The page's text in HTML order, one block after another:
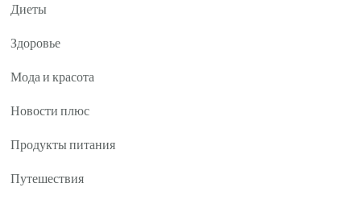
Диеты
Здоровье
Мода и красота
Новости плюс
Продукты питания
Путешествия